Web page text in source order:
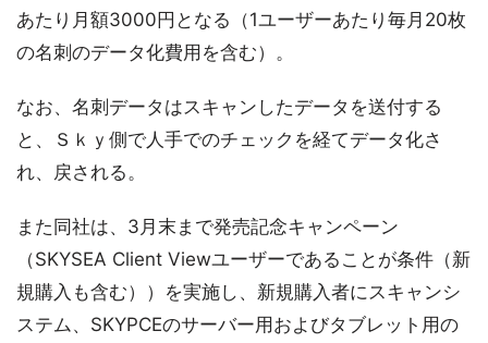
あたり月額3000円となる（1ユーザーあたり毎月20枚
の名刺のデータ化費用を含む）。
なお、名刺データはスキャンしたデータを送付する
と、Ｓｋｙ側で人手でのチェックを経てデータ化さ
れ、戻される。
また同社は、3月末まで発売記念キャンペーン
（SKYSEA Client Viewユーザーであることが条件（新
規購入も含む））を実施し、新規購入者にスキャンシ
ステム、SKYPCEのサーバー用およびタブレット用の